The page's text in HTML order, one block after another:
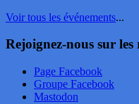
Voir tous les événements...
Rejoignez-nous sur les
Page Facebook
Groupe Facebook
Mastodon